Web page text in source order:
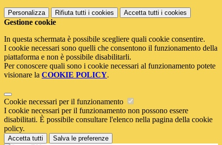
Personalizza Rifiuta tutti i cookies Accetta tutti i cookies
Gestione cookie
In questa schermata è possibile scegliere quali cookie consentire.
I cookie necessari sono quelli che consentono il funzionamento della
piattaforma e non è possibile disabilitarli.
Per conoscere quali sono i cookie necessari al funzionamento potete
visionare la COOKIE POLICY.
Cookie necessari per il funzionamento
I cookie necessari per il funzionamento non possono essere
disabilitati. È possibile consultare l'elenco nella pagina della cookie
policy.
Accetta tutti Salva le preferenze